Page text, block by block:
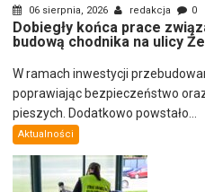
06 sierpnia, 2026 redakcja 0
Dobiegły końca prace
budową chodnika na ulicy
W ramach inwestycji
poprawiając bezpieczeństwo
pieszych. Dodatkowo powstało...
Aktualności